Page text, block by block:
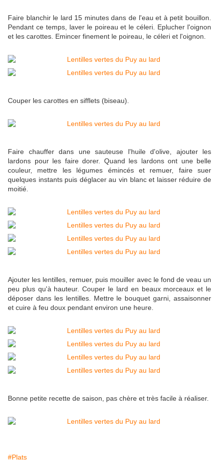
Faire blanchir le lard 15 minutes dans de l'eau et à petit bouillon.
Pendant ce temps, laver le poireau et le céleri. Eplucher l'oignon
et les carottes. Emincer finement le poireau, le céleri et l'oignon.
Couper les carottes en sifflets (biseau).
Faire chauffer dans une sauteuse l'huile d'olive, ajouter les
lardons pour les faire dorer. Quand les lardons ont une belle
couleur, mettre les légumes émincés et remuer, faire suer
quelques instants puis déglacer au vin blanc et laisser réduire de
moitié.
Ajouter les lentilles, remuer, puis mouiller avec le fond de veau un
peu plus qu'à hauteur. Couper le lard en beaux morceaux et le
déposer dans les lentilles. Mettre le bouquet garni, assaisonner
et cuire à feu doux pendant environ une heure.
Bonne petite recette de saison, pas chère et très facile à réaliser.
#Plats